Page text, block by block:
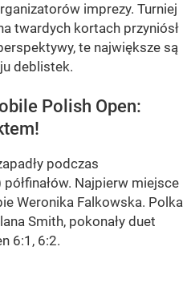
imprezy. Turniej
twardych kortach przyniósł
te największe są
deblistek.
Polish Open:
podczas
Najpierw miejsce
Weronika Falkowska. Polka
Smith, pokonały duet
6:1, 6:2.